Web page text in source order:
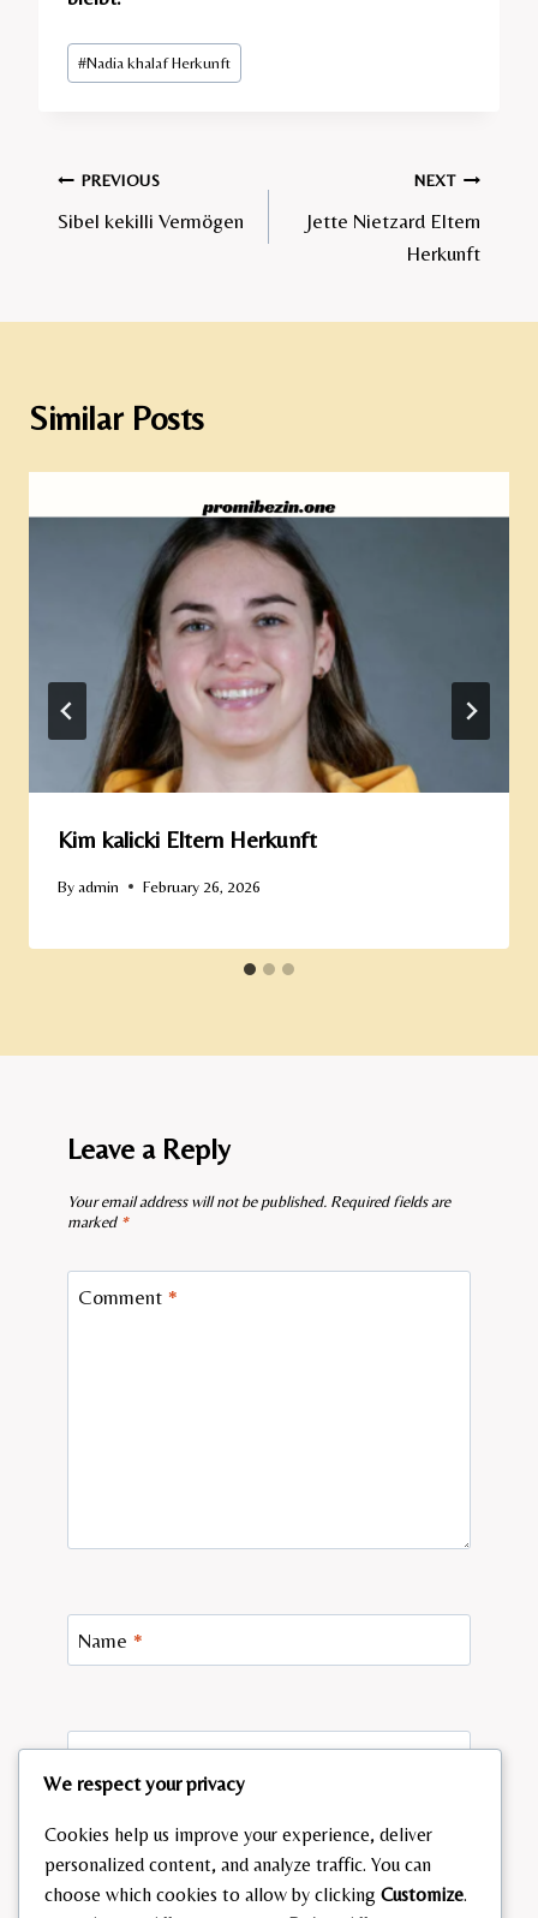
Post
Tags:
#Nadia khalaf Herkunft​
Post
navigation
PREVIOUS
Sibel kekilli Vermögen​
NEXT
Jette Nietzard Eltern
Herkunft​
Similar Posts
Kim kalicki Eltern Herkunft
Byadmin February 26, 2026
Leave a Reply
Your email address will not be published. Required fields are
marked *
Comment *
Name *
Email*
Website
We respect your privacy
Cookies help us improve your experience, deliver
personalized content, and analyze traffic. You can
choose which cookies to allow by clicking Customize.